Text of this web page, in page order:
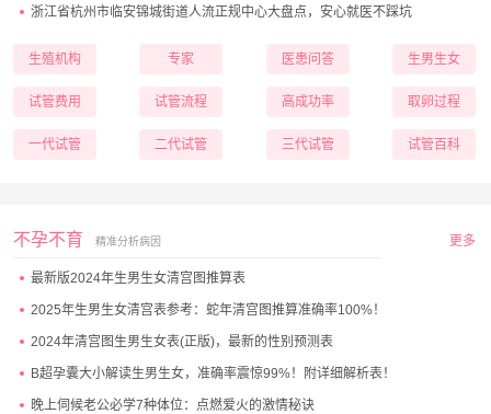
浙江省杭州市临安锦城街道人流正规中心大盘点，安心就医不踩坑
生殖机构 专家 医患问答 生男生女
试管费用 试管流程 高成功率 取卵过程
一代试管 二代试管 三代试管 试管百科
不孕不育 精准分析病因 更多
最新版2024年生男生女清宫图推算表
2025年生男生女清宫表参考：蛇年清宫图推算准确率100%！
2024年清宫图生男生女表(正版)，最新的性别预测表
B超孕囊大小解读生男生女，准确率震惊99%！附详细解析表！
晚上伺候老公必学7种体位：点燃爱火的激情秘诀